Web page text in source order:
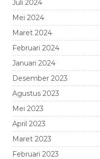
Juli 2024
Mei 2024
Maret 2024
Februari 2024
Januari 2024
Desember 2023
Agustus 2023
Mei 2023
April 2023
Maret 2023
Februari 2023